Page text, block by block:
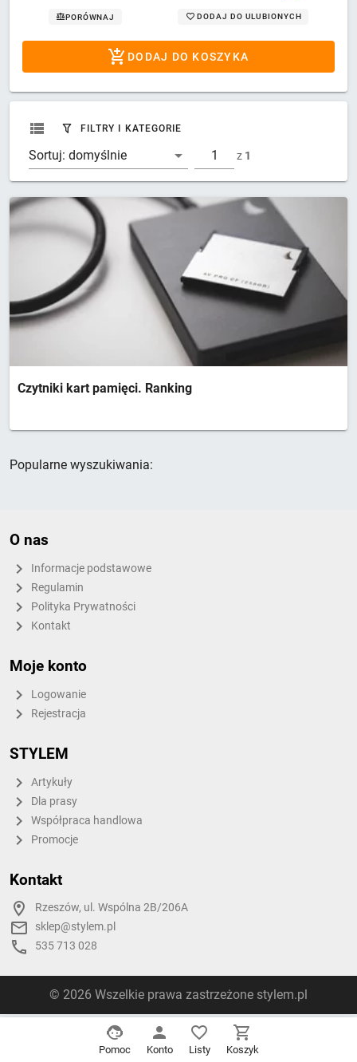
PORÓWNAJ DODAJ DO ULUBIONYCH
DODAJ DO KOSZYKA
FILTRY I KATEGORIE
Sortuj: domyślnie z 1
Czytniki kart pamięci. Ranking
Popularne wyszukiwania:
O nas
Informacje podstawowe
Regulamin
Polityka Prywatności
Kontakt
Moje konto
Logowanie
Rejestracja
STYLEM
Artykuły
Dla prasy
Współpraca handlowa
Promocje
Kontakt
Rzeszów, ul. Wspólna 2B/206A
sklep@stylem.pl
535 713 028
© 2026 Wszelkie prawa zastrzeżone stylem.pl
Pomoc Konto Listy Koszyk